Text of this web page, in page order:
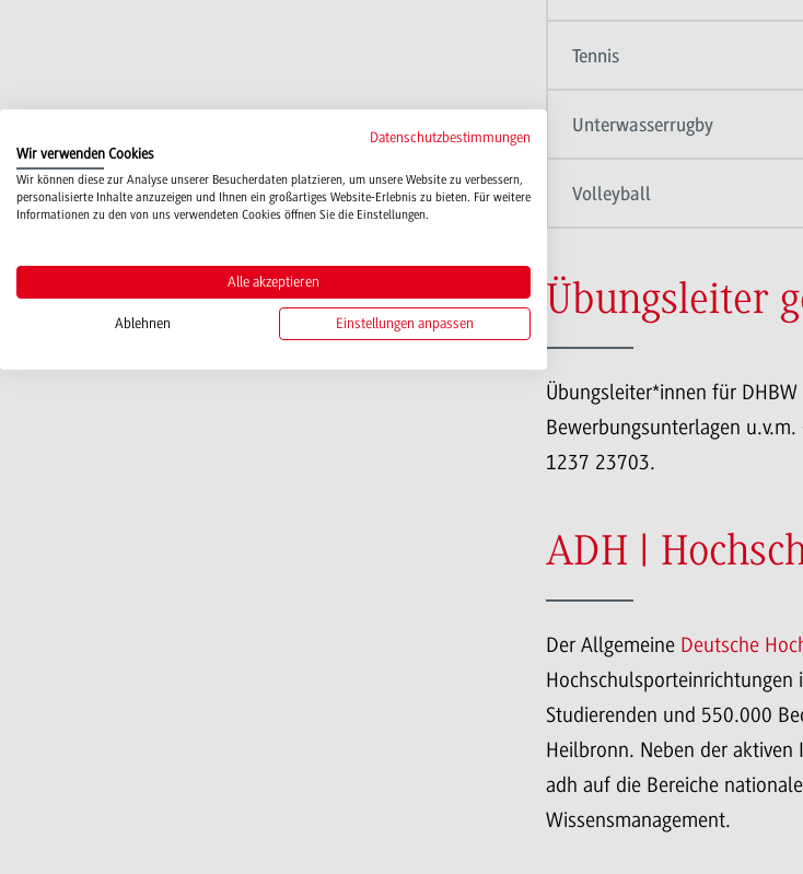
Tennis
Unterwasserrugby
Volleyball
Übungsleiter
Übungsleiter*innen für
Bewerbungsunterlagen
1237 23703.
ADH |
Der Allgemeine Deutsche
Studierenden und 550.000
Heilbronn. Neben der
adh auf die Bereiche
Wissensmanagement.
Datenschutzbestimmungen
Wir verwenden Cookies
Wir können diese zur Analyse unserer Besucherdaten platzieren, um unsere Website zu verbessern,
personalisierte Inhalte anzuzeigen und Ihnen ein großartiges Website-Erlebnis zu bieten. Für weitere
Informationen zu den von uns verwendeten Cookies öffnen Sie die Einstellungen.
Alle akzeptieren
Ablehnen Einstellungen anpassen